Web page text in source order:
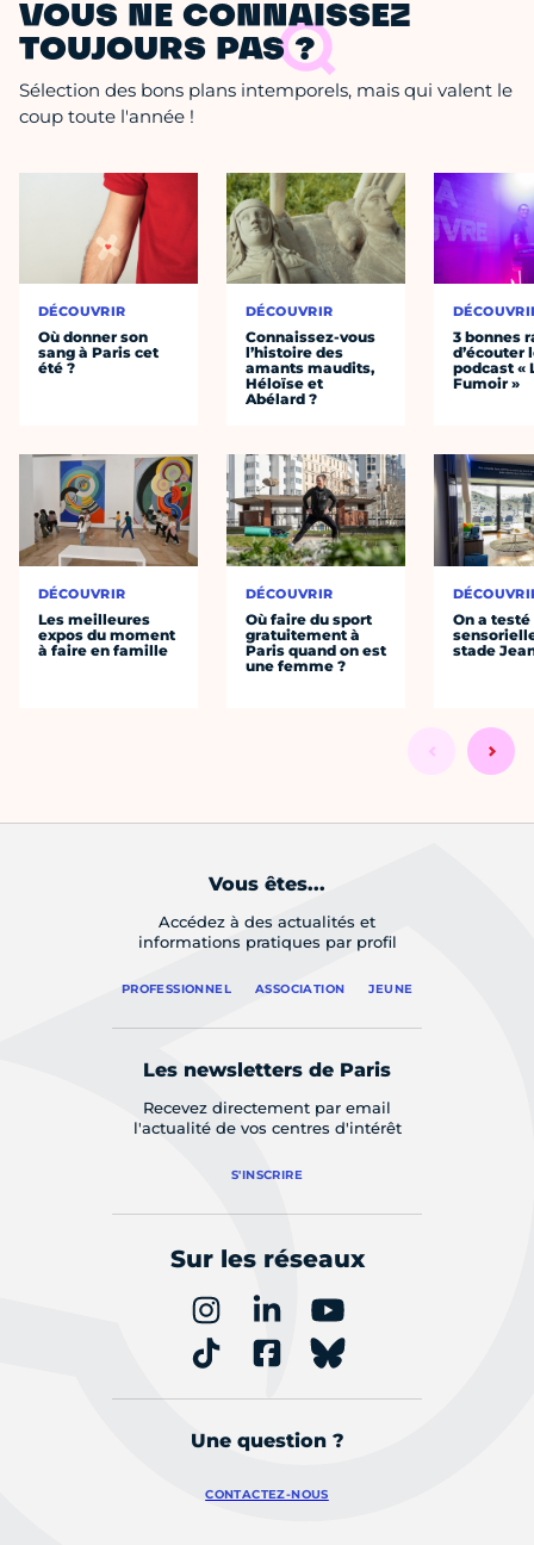
VOUS NE CONNAISSEZ
TOUJOURS PAS ?
Sélection des bons plans intemporels, mais qui valent le
coup toute l'année !
DÉCOUVRIR
Où donner son
sang à Paris cet
été ?
DÉCOUVRIR
Les meilleures
expos du moment
à faire en famille
DÉCOUVRIR
Connaissez-vous
l’histoire des
amants maudits,
Héloïse et
Abélard ?
DÉCOUVRIR
Où faire du sport
gratuitement à
Paris quand on est
une femme ?
3 bonnes
d’écouter
podcast «
Fumoir »
On a
stade
Vous êtes...
Accédez à des actualités et
informations pratiques par profil
PROFESSIONNEL ASSOCIATION JEUNE
Les newsletters de Paris
Recevez directement par email
l'actualité de vos centres d'intérêt
S'INSCRIRE
Sur les réseaux
Une question ?
CONTACTEZ-NOUS